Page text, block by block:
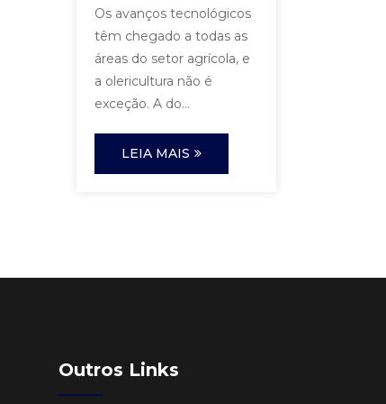
Os avanços tecnológicos
têm chegado a todas as
áreas do setor agrícola, e
a olericultura não é
exceção. A do...
LEIA MAIS
Outros Links